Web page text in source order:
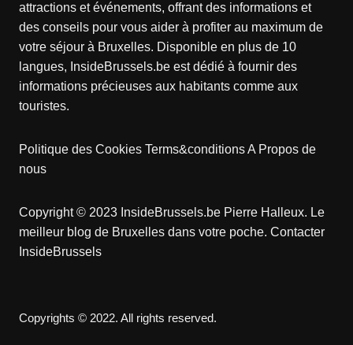
attractions et événements, offrant des informations et
des conseils pour vous aider à profiter au maximum de
votre séjour à Bruxelles. Disponible en plus de 10
langues, InsideBrussels.be est dédié à fournir des
informations précieuses aux habitants comme aux
touristes.
Politique des Cookies Terms&conditionsA Propos de
nous
Copyright © 2023 InsideBrussels.be Pierre Halleux. Le
meilleur blog de Bruxelles dans votre poche. Contacter
InsideBrussels
Copyrights © 2022. All rights reserved.